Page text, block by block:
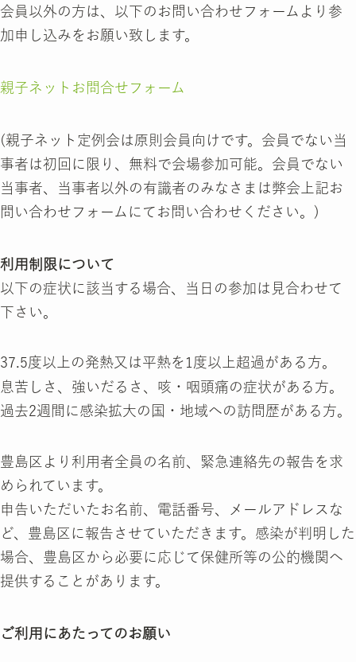
会員以外の方は、以下のお問い合わせフォームより参
加申し込みをお願い致します。
親子ネットお問合せフォーム
(親子ネット定例会は原則会員向けです。会員でない当
事者は初回に限り、無料で会場参加可能。会員でない
当事者、当事者以外の有識者のみなさまは弊会上記お
問い合わせフォームにてお問い合わせください。)
利用制限について
以下の症状に該当する場合、当日の参加は見合わせて
下さい。
37.5度以上の発熱又は平熱を1度以上超過がある方。
息苦しさ、強いだるさ、咳・咽頭痛の症状がある方。
過去2週間に感染拡大の国・地域への訪問歴がある方。
豊島区より利用者全員の名前、緊急連絡先の報告を求
められています。
申告いただいたお名前、電話番号、メールアドレスな
ど、豊島区に報告させていただきます。感染が判明した
場合、豊島区から必要に応じて保健所等の公的機関へ
提供することがあります。
ご利用にあたってのお願い